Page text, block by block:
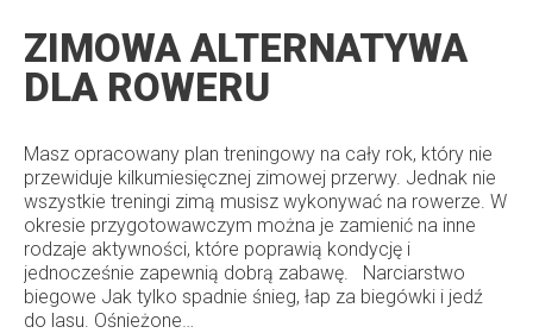
ZIMOWA ALTERNATYWA
DLA ROWERU
Masz opracowany plan treningowy na cały rok, który nie
przewiduje kilkumiesięcznej zimowej przerwy. Jednak nie
wszystkie treningi zimą musisz wykonywać na rowerze. W
okresie przygotowawczym można je zamienić na inne
rodzaje aktywności, które poprawią kondycję i
jednocześnie zapewnią dobrą zabawę. Narciarstwo
biegowe Jak tylko spadnie śnieg, łap za biegówki i jedź
do lasu. Ośnieżone…